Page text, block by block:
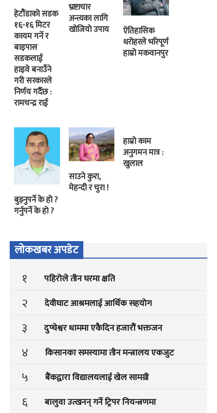
हेटौंडाको सडक
१६-१६ मिटर
कायम गर्ने र
बाइपास
सडकलाई
हाइवे बनाउँने
गरी सरकारले
निर्णय गर्दैछ :
रामचन्द्र राई
भ्रष्टाचार
अन्त्यका लागि
खोजियो उपाय
ऐतिहासिक
धरोहरले भरिपूर्ण
हाम्रो मकवानपुर
बुझ्नुपर्ने के हो ?
गर्नुपर्ने के हो ?
साउने कुरा,
मेहन्दी र चुरा !
हाम्रो काम
अनुगमन मात्र :
खुलाल
लोकखबर अपडेट
१ पहिरोले तीन घरमा क्षति
२ देवीघाट आश्रमलाई आर्थिक सहयोग
३ दुप्चेश्वर धाममा एकैदिन हजारौं भक्तजन
४ किसानका समस्यामा तीन मन्त्रालय एकजुट
५ बैंकद्वारा विद्यालयलाई खेल सामग्री
६ बालुवा उत्खनन् गर्ने ट्रिपर नियन्त्रणमा